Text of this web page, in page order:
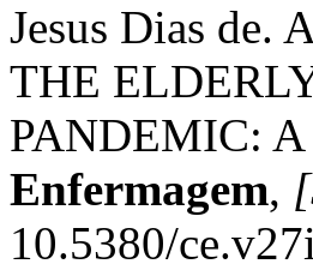
Jesus Dias de.
THE
PANDEMIC:
Enfermagem,
10.5380/